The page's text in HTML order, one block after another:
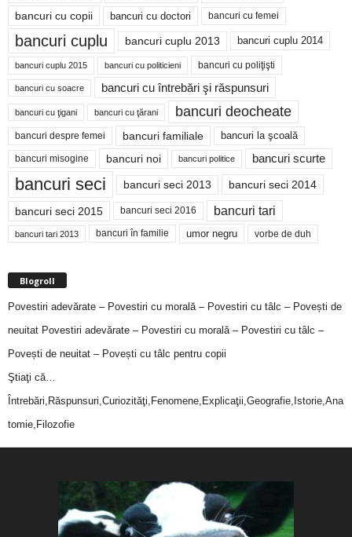
bancuri cu copii bancuri cu doctori bancuri cu femei
bancuri cuplu bancuri cuplu 2013 bancuri cuplu 2014
bancuri cuplu 2015 bancuri cu politicieni bancuri cu poliţişti
bancuri cu soacre bancuri cu întrebări şi răspunsuri
bancuri cu ţigani bancuri cu ţărani bancuri deocheate
bancuri despre femei bancuri familiale bancuri la şcoală
bancuri misogine bancuri noi bancuri politice bancuri scurte
bancuri seci bancuri seci 2013 bancuri seci 2014
bancuri seci 2015 bancuri seci 2016 bancuri tari
bancuri tari 2013 bancuri în familie umor negru vorbe de duh
Blogroll
Povestiri adevărate – Povestiri cu morală – Povestiri cu tâlc – Povești de
neuitat Povestiri adevărate – Povestiri cu morală – Povestiri cu tâlc –
Povești de neuitat – Povești cu tâlc pentru copii
Ştiaţi că…
Întrebări,Răspunsuri,Curiozităţi,Fenomene,Explicaţii,Geografie,Istorie,Ana
tomie,Filozofie